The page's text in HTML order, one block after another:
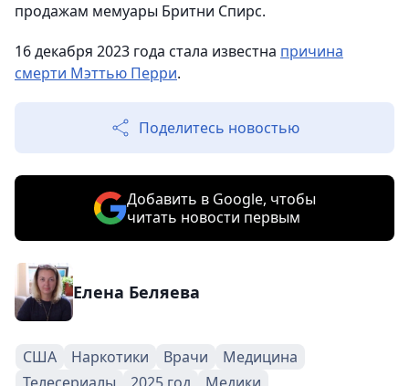
продажам мемуары Бритни Спирс.
16 декабря 2023 года стала известна причина
смерти Мэттью Перри.
Поделитесь новостью
Добавить в Google, чтобы
читать новости первым
Елена Беляева
США Наркотики Врачи
Медицина